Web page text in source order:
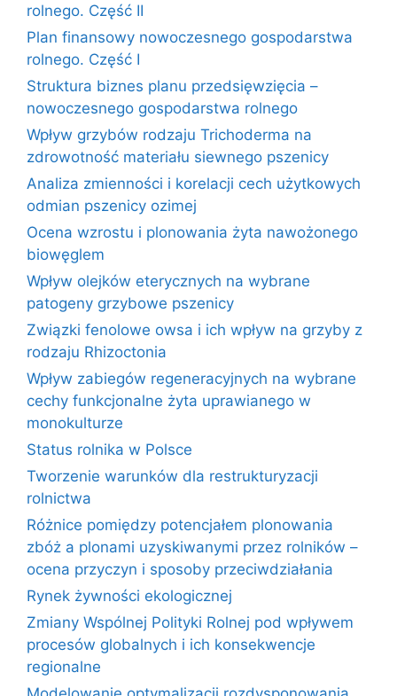
rolnego. Część II
Plan finansowy nowoczesnego gospodarstwa
rolnego. Część I
Struktura biznes planu przedsięwzięcia –
nowoczesnego gospodarstwa rolnego
Wpływ grzybów rodzaju Trichoderma na
zdrowotność materiału siewnego pszenicy
Analiza zmienności i korelacji cech użytkowych
odmian pszenicy ozimej
Ocena wzrostu i plonowania żyta nawożonego
biowęglem
Wpływ olejków eterycznych na wybrane
patogeny grzybowe pszenicy
Związki fenolowe owsa i ich wpływ na grzyby z
rodzaju Rhizoctonia
Wpływ zabiegów regeneracyjnych na wybrane
cechy funkcjonalne żyta uprawianego w
monokulturze
Status rolnika w Polsce
Tworzenie warunków dla restrukturyzacji
rolnictwa
Różnice pomiędzy potencjałem plonowania
zbóż a plonami uzyskiwanymi przez rolników –
ocena przyczyn i sposoby przeciwdziałania
Rynek żywności ekologicznej
Zmiany Wspólnej Polityki Rolnej pod wpływem
procesów globalnych i ich konsekwencje
regionalne